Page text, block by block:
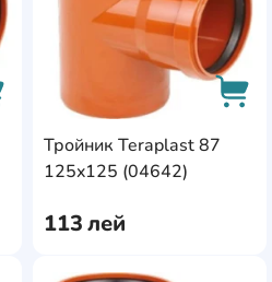
AddCardToCart
Тройник Teraplast 87
125x125 (04642)
113лей